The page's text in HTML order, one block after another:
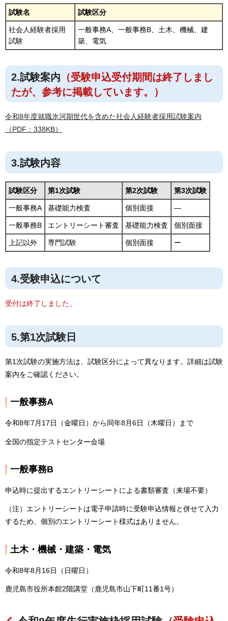
試験名 試験区分
社会人経験者採用
試験
一般事務A、一般事務B、土木、機械、建
築、電気
2.試験案内 （受験申込受付期間は終了しまし
たが、参考に掲載しています。）
令和8年度就職氷河期世代を含めた社会人経験者採用試験案内
（PDF：338KB）
3.試験内容
試験区分 第1次試験 第2次試験 第3次試験
一般事務A 基礎能力検査 個別面接 ―
一般事務B エントリーシート審査 基礎能力検査 個別面接
上記以外 専門試験 個別面接 ー
4.受験申込について
受付は終了しました。
5.第1次試験日
第1次試験の実施方法は、試験区分によって異なります。詳細は試験
案内をご確認ください。
一般事務A
令和8年7月17日（金曜日）から同年8月6日（木曜日）まで
全国の指定テストセンター会場
一般事務B
申込時に提出するエントリーシートによる書類審査（来場不要）
（注）エントリーシートは電子申請時に受験申込情報と併せて入力
するため、個別のエントリーシート様式はありません。
土木・機械・建築・電気
令和8年8月16日（日曜日）
鹿児島市役所本館2階講堂（鹿児島市山下町11番1号）